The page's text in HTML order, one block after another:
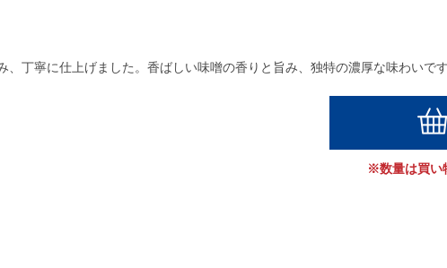
丁寧に仕上げました。香ばしい味噌の香りと旨み、独特の濃厚な味わいです
※数量は買い